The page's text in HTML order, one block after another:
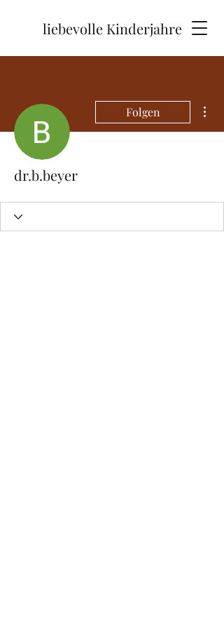
liebevolle Kinderjahre
Folgen
dr.b.beyer